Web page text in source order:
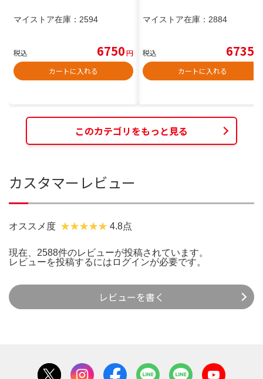
マイストア在庫： 2594
税込 6750円
カートに入れる
マイストア在庫： 2884
税込 6735
カートに入れる
このカテゴリをもっと見る
カスタマーレビュー
オススメ度 4.8点
現在、2588件のレビューが投稿されています。
レビューを投稿するには ログインが必要です。
レビューを書く